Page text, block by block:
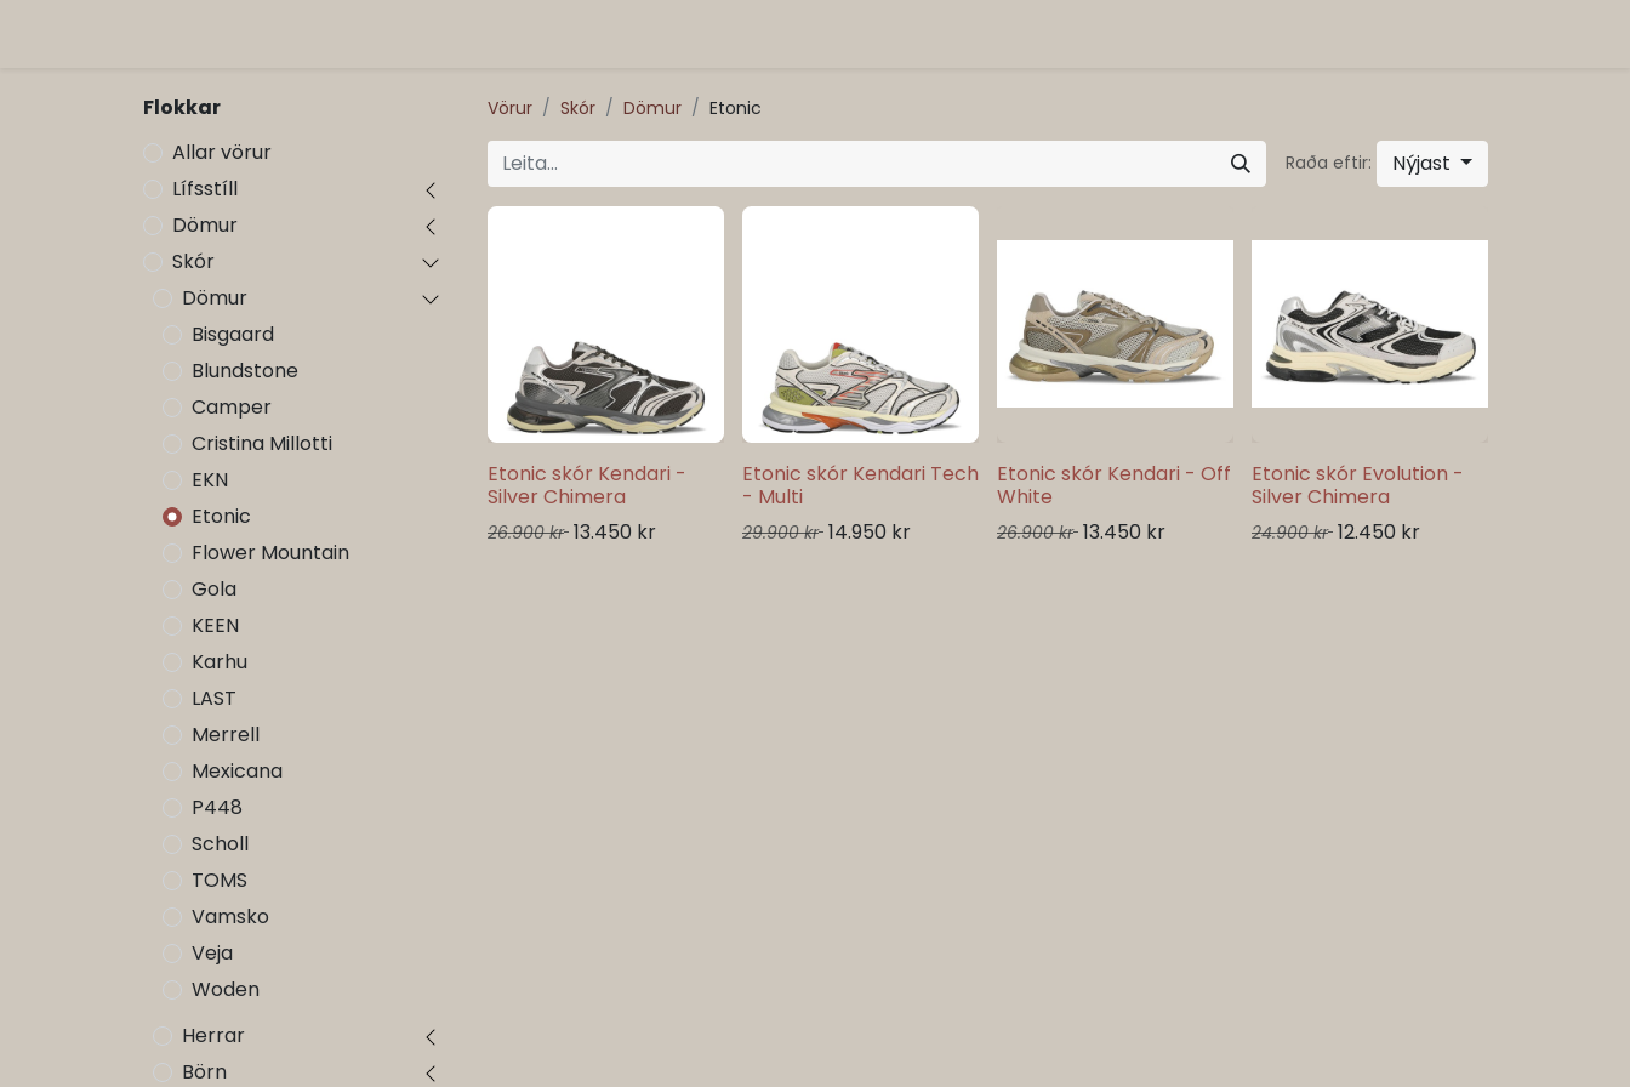
Flokkar
Allar vörur
Lífsstíll
Dömur
Skór
Dömur
Bisgaard
Blundstone
Camper
Cristina Millotti
EKN
Etonic
Flower Mountain
Gola
KEEN
Karhu
LAST
Merrell
Mexicana
P448
Scholl
TOMS
Vamsko
Veja
Woden
Herrar
Börn
Vörur Skór Dömur Etonic
Raða eftir: Nýjast
Etonic skór Kendari -
Silver Chimera
26.900kr 13.450 kr
Etonic skór Kendari Tech
- Multi
29.900kr 14.950 kr
Etonic skór Kendari - Off
White
26.900kr 13.450 kr
Etonic skór Evolution -
Silver Chimera
24.900kr 12.450 kr